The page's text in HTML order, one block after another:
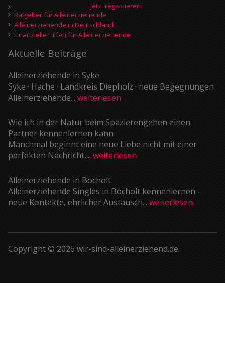
Jetzt registrieren
Ratgeber für Alleinerziehende
Alleinerziehende in Deutschland
Finanzielle Hilfen für Alleinerziehende
Aktuelle Beiträge
Alleinerziehende in Syke
Syke · Hache · Landkreis Diepholz · neue Begegnungen
Alleinerziehende... weiterlesen
Wie ich in der Natur beim Spazierengehen einen
Partner kennenlernen kann
Manchmal beginnt eine neue Liebe nicht mit einer
perfekten Nachricht,... weiterlesen
Alleinerziehende in Bocholt
Alleinerziehende Singles in Bocholt kennenlernen –
neue Kontakte, ehrlicher Austausch... weiterlesen
Copyright © 2026 wir-sind-alleinerziehend.de.